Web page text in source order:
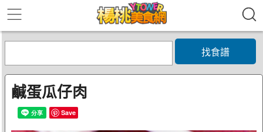
找食譜
鹹蛋瓜仔肉
Save